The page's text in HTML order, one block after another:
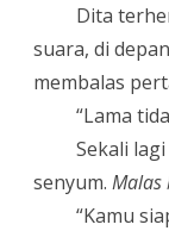
Dita
suara, di
membalas
“Lama
Sekali
senyum. Malas
“Kamu